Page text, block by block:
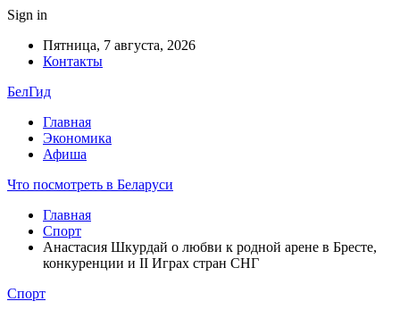
Sign in
Пятница, 7 августа, 2026
Контакты
БелГид
Главная
Экономика
Афиша
Что посмотреть в Беларуси
Главная
Спорт
Анастасия Шкурдай о любви к родной арене в Бресте,
конкуренции и II Играх стран СНГ
Спорт